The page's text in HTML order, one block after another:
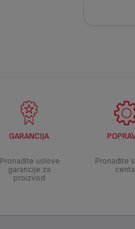
GARANCIJA
Pronađite uslove
garancije za
proizvod
Pronađite